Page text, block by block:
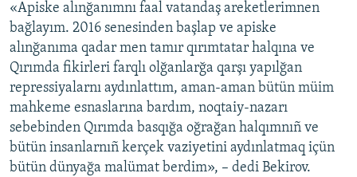
«Apiske alınğanımnı faal vatandaş areketlerimnen
bağlayım. 2016 senesinden başlap ve apiske
alınğanıma qadar men tamır qırımtatar halqına ve
Qırımda fikirleri farqlı olğanlarğa qarşı yapılğan
repressiyalarnı aydınlattım, aman-aman bütün müim
mahkeme esnaslarına bardım, noqtaiy-nazarı
sebebinden Qırımda basqığa oğrağan halqımnıñ ve
bütün insanlarnıñ kerçek vaziyetini aydınlatmaq içün
bütün dünyağa malümat berdim», – dedi Bekirov.